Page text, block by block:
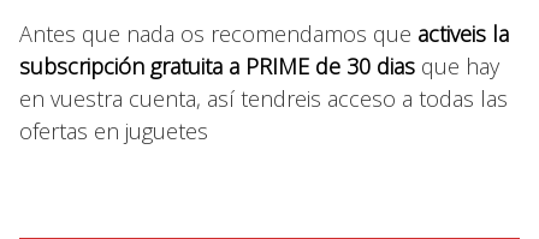
Antes que nada os recomendamos que activeis la
subscripción gratuita a PRIME de 30 dias que hay
en vuestra cuenta, así tendreis acceso a todas las
ofertas en juguetes